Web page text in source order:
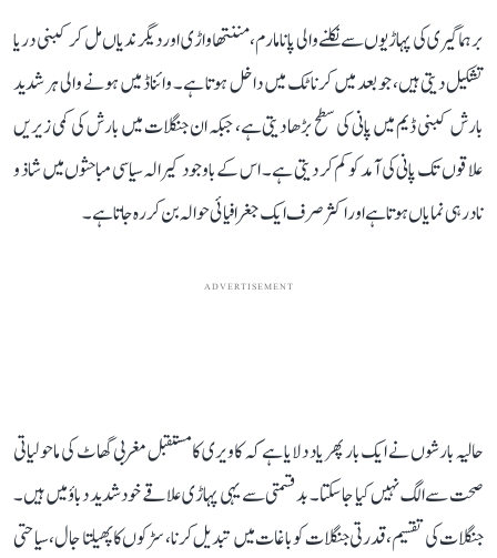
برہماگیری کی پہاڑیوں سے نکلنے والی پانامارم، مننتھاواڑی اور دیگر ندیاں مل کر کبنی دریا
تشکیل دیتی ہیں، جو بعد میں کرناٹک میں داخل ہوتا ہے۔ وائناڈ میں ہونے والی ہر شدید
بارش کبنی ڈیم میں پانی کی سطح بڑھا دیتی ہے، جبکہ ان جنگلات میں بارش کی کمی زیریں
علاقوں تک پانی کی آمد کو کم کر دیتی ہے۔ اس کے باوجود کیرالہ سیاسی مباحثوں میں شاذ و
نادر ہی نمایاں ہوتا ہے اور اکثر صرف ایک جغرافیائی حوالہ بن کر رہ جاتا ہے۔
ADVERTISEMENT
حالیہ بارشوں نے ایک بار پھر یاد دلایا ہے کہ کاویری کا مستقبل مغربی گھاٹ کی ماحولیاتی
صحت سے الگ نہیں کیا جا سکتا۔ بدقسمتی سے یہی پہاڑی علاقے خود شدید دباؤ میں ہیں۔
جنگلات کی تقسیم، قدرتی جنگلات کو باغات میں تبدیل کرنا، سڑکوں کا پھیلتا جال، سیاحتی